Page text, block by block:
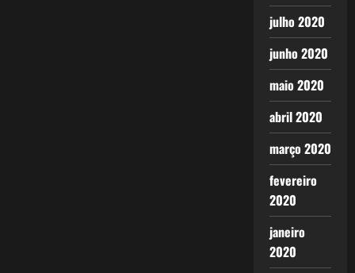
julho 2020
junho 2020
maio 2020
abril 2020
março 2020
fevereiro
2020
janeiro
2020